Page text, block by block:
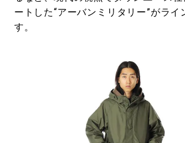
ートした“アーバンミリタリー”がライ
す。